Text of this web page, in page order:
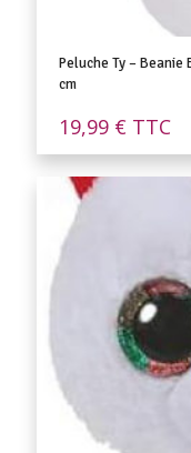
Peluche Ty – Beanie
cm
19,99 € TTC